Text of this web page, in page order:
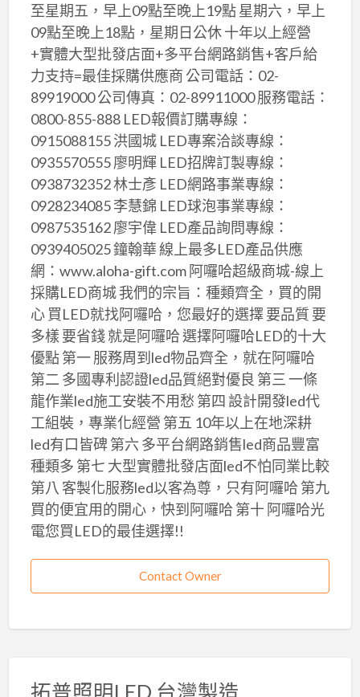
至星期五，早上09點至晚上19點 星期六，早上
09點至晚上18點，星期日公休 十年以上經營
+實體大型批發店面+多平台網路銷售+客戶給
力支持=最佳採購供應商 公司電話：02-
89919000 公司傳真：02-89911000 服務電話：
0800-855-888 LED報價訂購專線：
0915088155 洪國城 LED專案洽談專線：
0935570555 廖明輝 LED招牌訂製專線：
0938732352 林士彥 LED網路事業專線：
0928234085 李慧錦 LED球泡事業專線：
0987535162 廖宇偉 LED產品詢問專線：
0939405025 鐘翰華 線上最多LED產品供應
網：www.aloha-gift.com 阿囉哈超級商城-線上
採購LED商城 我們的宗旨：種類齊全，買的開
心 買LED就找阿囉哈，您最好的選擇 要品質 要
多樣 要省錢 就是阿囉哈 選擇阿囉哈LED的十大
優點 第一 服務周到led物品齊全，就在阿囉哈
第二 多國專利認證led品質絕對優良 第三 一條
龍作業led施工安裝不用愁 第四 設計開發led代
工組裝，專業化經營 第五 10年以上在地深耕
led有口皆碑 第六 多平台網路銷售led商品豐富
種類多 第七 大型實體批發店面led不怕同業比較
第八 客製化服務led以客為尊，只有阿囉哈 第九
買的便宜用的開心，快到阿囉哈 第十 阿囉哈光
電您買LED的最佳選擇!!
Contact Owner
拓普照明LED 台灣製造